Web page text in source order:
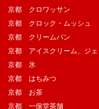
京都 クロワッサン
京都 クロック・ムッシュ
京都 クリームパン
京都 アイスクリーム、ジェ
京都 氷
京都 はちみつ
京都 お茶
京都 一保堂茶舗